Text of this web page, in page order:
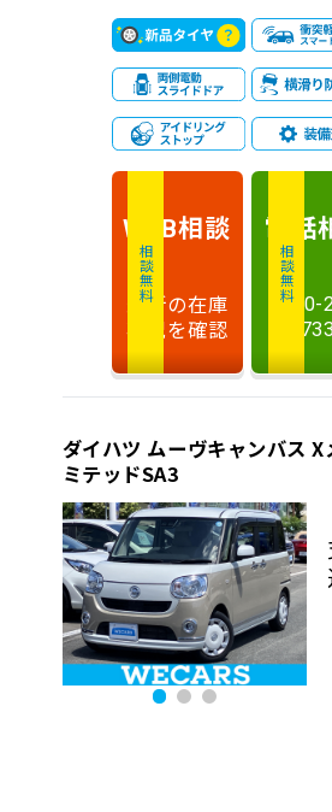
相談無料
WEB相談
最新の在庫
状況を確認
相談無料
電話
0120-
ダイハツ ムーヴキャンバス X
ミテッドSA3